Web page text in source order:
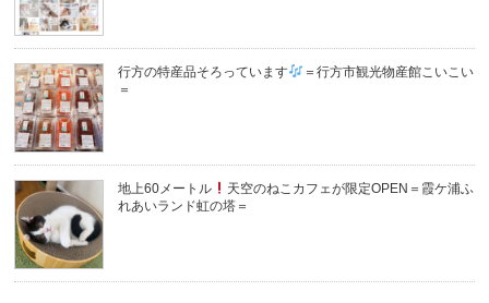
行方の特産品そろっています
＝行方市観光物産館こいこい
＝
地上60メートル
天空のねこカフェが限定OPEN＝霞ケ浦ふ
れあいランド虹の塔＝